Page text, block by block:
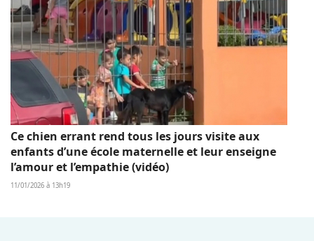
Ce chien errant rend tous les jours visite aux
enfants d’une école maternelle et leur enseigne
l’amour et l’empathie (vidéo)
11/01/2026 à 13h19